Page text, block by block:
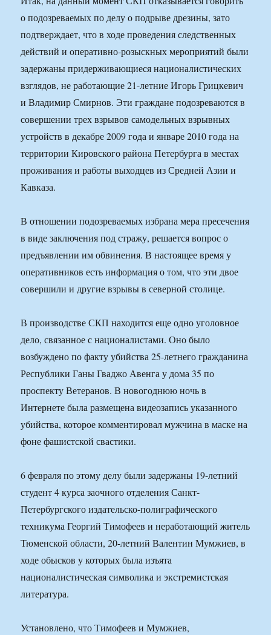
о подозреваемых по делу о подрыве дрезины, зато
подтверждает, что в ходе проведения следственных
действий и оперативно-розыскных мероприятий были
задержаны придерживающиеся националистических
взглядов, не работающие 21-летние Игорь Грицкевич
и Владимир Смирнов. Эти граждане подозреваются в
совершении трех взрывов самодельных взрывных
устройств в декабре 2009 года и январе 2010 года на
территории Кировского района Петербурга в местах
проживания и работы выходцев из Средней Азии и
Кавказа.
В отношении подозреваемых избрана мера пресечения
в виде заключения под стражу, решается вопрос о
предъявлении им обвинения. В настоящее время у
оперативников есть информация о том, что эти двое
совершили и другие взрывы в северной столице.
В производстве СКП находится еще одно уголовное
дело, связанное с националистами. Оно было
возбуждено по факту убийства 25-летнего гражданина
Республики Ганы Гваджо Авенга у дома 35 по
проспекту Ветеранов. В новогоднюю ночь в
Интернете была размещена видеозапись указанного
убийства, которое комментировал мужчина в маске на
фоне фашистской свастики.
6 февраля по этому делу были задержаны 19-летний
студент 4 курса заочного отделения Санкт-
Петербургского издательско-полиграфического
техникума Георгий Тимофеев и неработающий житель
Тюменской области, 20-летний Валентин Мумжиев, в
ходе обысков у которых была изъята
националистическая символика и экстремистская
литература.
Установлено, что Тимофеев и Мумжиев,